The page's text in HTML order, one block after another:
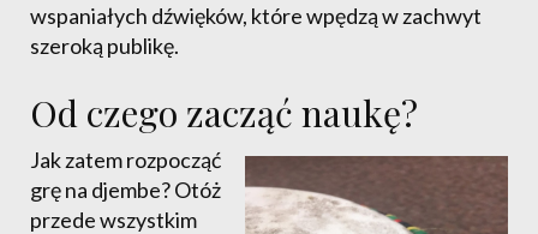
wspaniałych dźwięków, które wpędzą w zachwyt
szeroką publikę.
Od czego zacząć naukę?
Jak zatem rozpocząć
grę na djembe? Otóż
przede wszystkim